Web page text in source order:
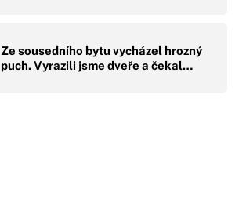
Ze sousedního bytu vycházel hrozný
puch. Vyrazili jsme dveře a čekal…